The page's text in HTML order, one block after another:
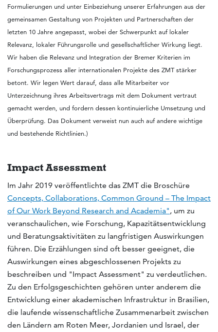
Formulierungen und unter Einbeziehung unserer Erfahrungen aus der
gemeinsamen Gestaltung von Projekten und Partnerschaften der
letzten 10 Jahre angepasst, wobei der Schwerpunkt auf lokaler
Relevanz, lokaler Führungsrolle und gesellschaftlicher Wirkung liegt.
Wir haben die Relevanz und Integration der Bremer Kriterien im
Forschungsprozess aller internationalen Projekte des ZMT stärker
betont. Wir legen Wert darauf, dass alle Mitarbeiter vor
Unterzeichnung ihres Arbeitsvertrags mit dem Dokument vertraut
gemacht werden, und fordern dessen kontinuierliche Umsetzung und
Überprüfung. Das Dokument verweist nun auch auf andere wichtige
und bestehende Richtlinien.)
Impact Assessment
Im Jahr 2019 veröffentlichte das ZMT die Broschüre
Concepts, Collaborations, Common Ground – The Impact
of Our Work Beyond Research and Academia", um zu
veranschaulichen, wie Forschung, Kapazitätsentwicklung
und Beratungsaktivitäten zu langfristigen Auswirkungen
führen. Die Erzählungen sind oft besser geeignet, die
Auswirkungen eines abgeschlossenen Projekts zu
beschreiben und "Impact Assessment" zu verdeutlichen.
Zu den Erfolgsgeschichten gehören unter anderem die
Entwicklung einer akademischen Infrastruktur in Brasilien,
die laufende wissenschaftliche Zusammenarbeit zwischen
den Ländern am Roten Meer, Jordanien und Israel, der